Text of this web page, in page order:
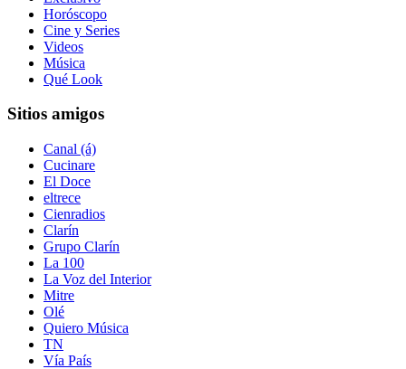
Horóscopo
Cine y Series
Videos
Música
Qué Look
Sitios amigos
Canal (á)
Cucinare
El Doce
eltrece
Cienradios
Clarín
Grupo Clarín
La 100
La Voz del Interior
Mitre
Olé
Quiero Música
TN
Vía País